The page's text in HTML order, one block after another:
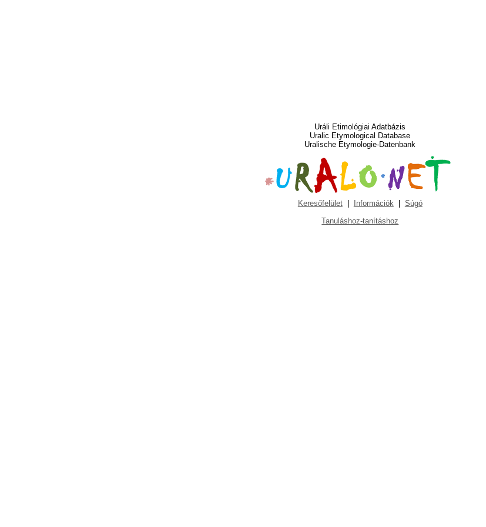
Uráli Etimológiai Adatbázis
Uralic Etymological Database
Uralische Etymologie-Datenbank
Keresőfelület| Információk| Súgó
Tanuláshoz-tanításhoz